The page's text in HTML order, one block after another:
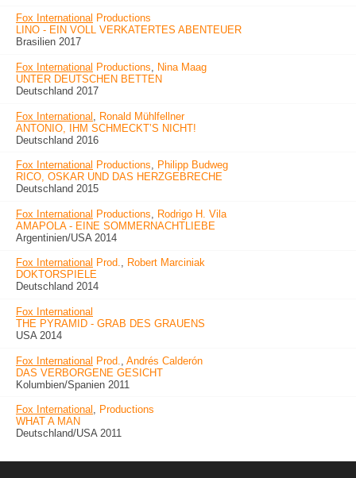
Fox International Productions
LINO - EIN VOLL VERKATERTES ABENTEUER
Brasilien 2017
Fox International Productions
Nina Maag
UNTER DEUTSCHEN BETTEN
Deutschland 2017
Fox International
Ronald Mühlfellner
ANTONIO, IHM SCHMECKT’S NICHT!
Deutschland 2016
Fox International Productions, Philipp Budweg
RICO, OSKAR UND DAS HERZGEBRECHE
Deutschland 2015
Fox International Productions
Rodrigo H. Vila
AMAPOLA - EINE SOMMERNACHTLIEBE
Argentinien/USA 2014
Fox International Prod., Robert Marciniak
DOKTORSPIELE
Deutschland 2014
Fox International
THE PYRAMID - GRAB DES GRAUENS
USA 2014
Fox International Prod.
Andrés Calderón
DAS VERBORGENE GESICHT
Kolumbien/Spanien 2011
Fox International , Productions
WHAT A MAN
Deutschland/USA 2011